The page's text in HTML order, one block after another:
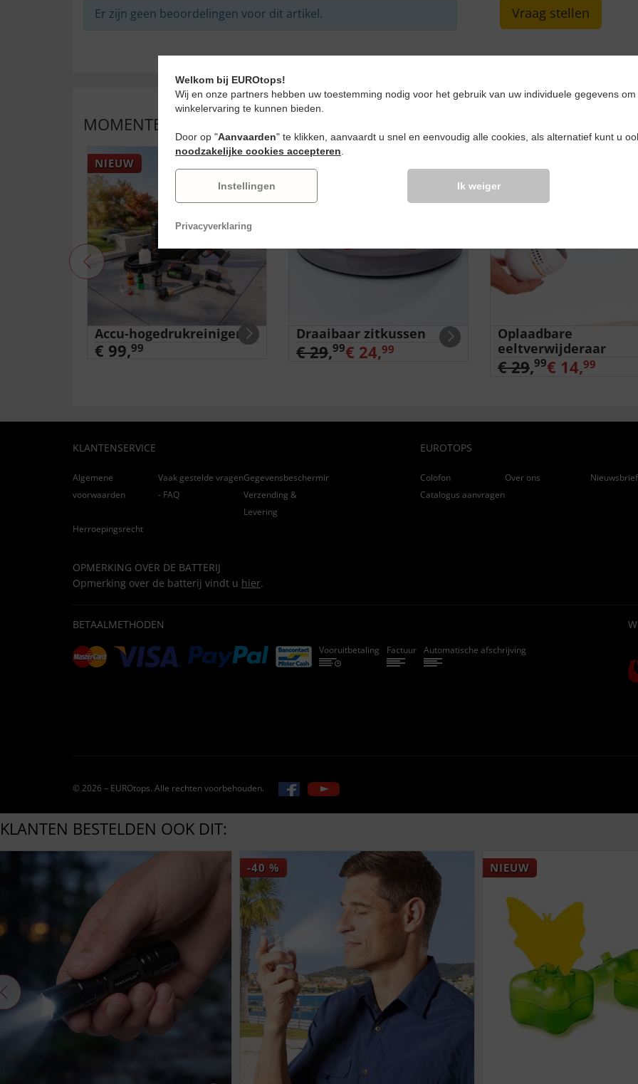
Er zijn geen beoordelingen voor dit artikel. Vraag stellen
MOMENTEEL ERG POPULAIR BIJ ONZE KLANTEN
NIEUW
Accu-hogedrukreiniger
€ 99,99
Draaibaar zitkussen
€ 29,99€ 24,99
Oplaadbare
eeltverwijderaar
€ 29,99€ 14,99
KLANTENSERVICE
Algemene
voorwaarden
Vaak gestelde vragen
- FAQ
Gegevensbescherming
Verzending &
Levering
Herroepingsrecht
OPMERKING OVER DE BATTERIJ
Opmerking over de batterij vindt u hier.
EUROTOPS
Colofon Over ons
Nieuwsbrief
Catalogus aanvragen
BETAALMETHODEN
Vooruitbetaling Factuur Automatische afschrijving
© 2026 – EUROtops. Alle rechten voorbehouden.
KLANTEN BESTELDEN OOK DIT:
-40 % NIEUW
Welkom bij EUROtops!
Wij en onze partners hebben uw toestemming nodig voor het gebruik van uw individuele gegevens
winkelervaring te kunnen bieden.
Door op "Aanvaarden" te klikken, aanvaardt u snel en eenvoudig alle cookies, als alternatief kunt u
noodzakelijke cookies accepteren
Instellingen Ik weiger
Privacyverklaring